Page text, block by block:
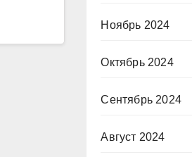
Ноябрь 2024
Октябрь 2024
Сентябрь 2024
Август 2024